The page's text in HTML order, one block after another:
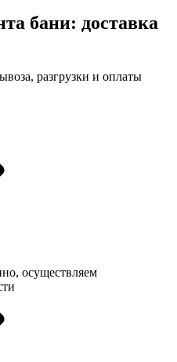
бани: доставка
разгрузки и оплаты
осуществляем